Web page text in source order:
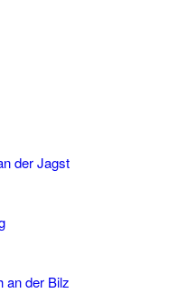
der Jagst
an der Bilz